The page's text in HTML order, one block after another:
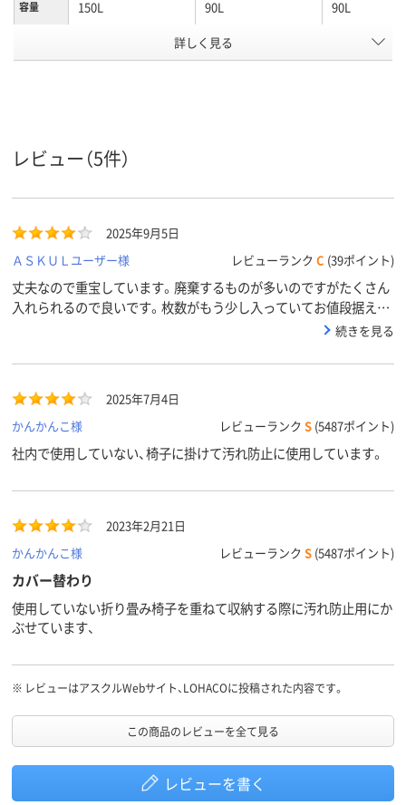
容量 150L 90L 90L
白半透明
0.05mm、0.050
途
ストカート用
ストカート用
材質
低密度ポリエチレ
ン、LDPE（ツルツル
タイプ）、低密度ポリ
エチレン、LDPE（ツ
ルツルタイプ）
（バイオマスプラス
チック10％）、
HDPE（カサカサタイ
プ）
（再生プラス
40％）、高密
チレン（再生
チック40%）、
HDPE（カサ
プ）
ループ
アスクル
スコア
15 70 30
詳しく見る
レビュー（5件）
2025年9月5日
ＡＳＫＵＬユーザー様
レビューランク C (39ポイント)
丈夫なので重宝しています。廃棄するものが多いのですがたくさん
入れられるので良いです。枚数がもう少し入っていてお値段据え置
続きを見る
2025年7月4日
かんかんこ様
レビューランク S (5487ポイント)
社内で使用していない、椅子に掛けて汚れ防止に使用しています。
2023年2月21日
かんかんこ様
レビューランク S (5487ポイント)
カバー替わり
使用していない折り畳み椅子を重ねて収納する際に汚れ防止用にか
ぶせています、
※ レビューはアスクルWebサイト、LOHACOに投稿された内容です。
この商品のレビューを全て見る
レビューを書く